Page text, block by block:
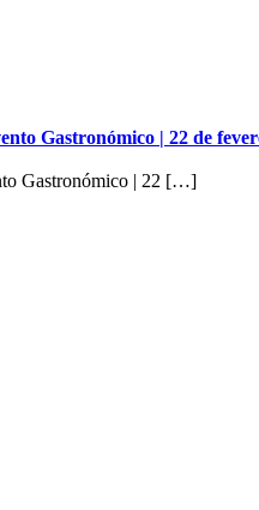
Gastronómico | 22 de
Gastronómico | 22 […]